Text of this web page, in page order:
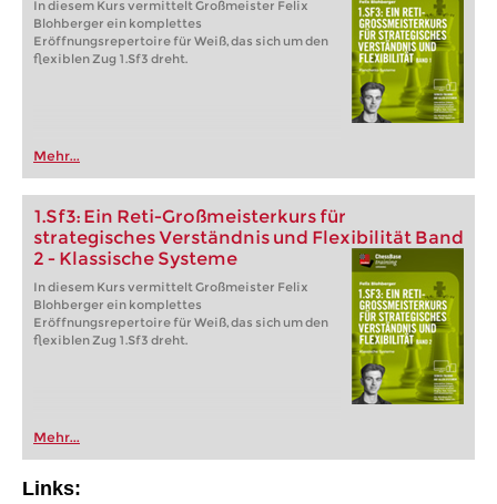
In diesem Kurs vermittelt Großmeister Felix
Blohberger ein komplettes
Eröffnungsrepertoire für Weiß, das sich um den
flexiblen Zug 1.Sf3 dreht.
Mehr...
1.Sf3: Ein Reti-Großmeisterkurs für
strategisches Verständnis und Flexibilität Band
2 - Klassische Systeme
In diesem Kurs vermittelt Großmeister Felix
Blohberger ein komplettes
Eröffnungsrepertoire für Weiß, das sich um den
flexiblen Zug 1.Sf3 dreht.
Mehr...
Links: